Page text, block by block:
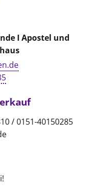
I Apostel und
/ 0151-40150285